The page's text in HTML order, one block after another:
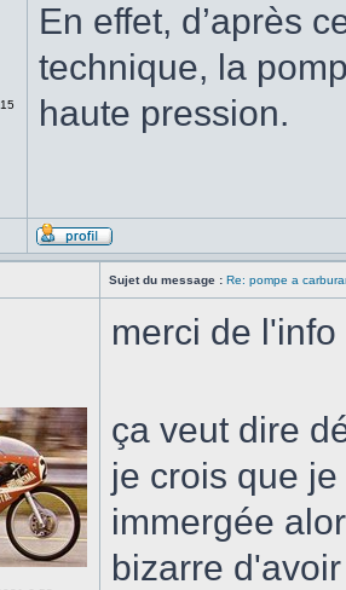
En effet, d’après
technique, la
haute pression.
Sujet du message : Re: pompe a
merci de l'info
ça veut dire
je crois que
immergée
bizarre